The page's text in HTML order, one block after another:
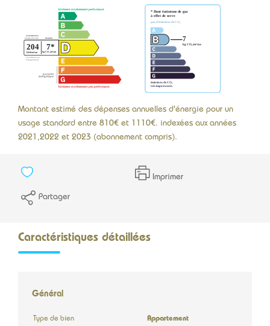
Montant estimé des dépenses annuelles d'énergie pour un
usage standard entre 810€ et 1110€. indexées aux années
2021,2022 et 2023 (abonnement compris).
Imprimer
Partager
Caractéristiques détaillées
Général
Type de bien Appartement